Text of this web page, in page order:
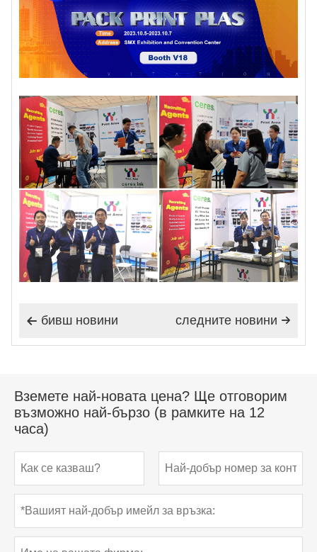
 бивш новини 
следните новини
Вземете най-новата цена? Ще отговорим
възможно най-бързо (в рамките на 12
часа)